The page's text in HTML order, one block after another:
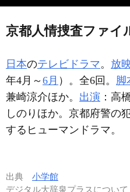
京都人情捜査ファイ
日本のテレビドラマ。 放
年4月～ 6月 ）。全6回。 脚
兼崎涼介ほか。 出演 ：高
しのりほか。京都府警の
するヒューマンドラマ。
出典 小学館
デジタル大辞泉プラスについ